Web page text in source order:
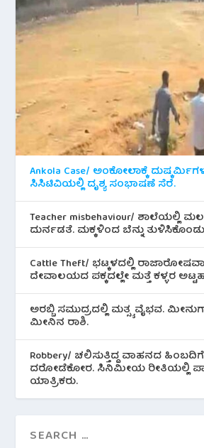
Ankola Case/ ಅಂಕೋಲಾಕ್ಕೆ
ಸಿಸಿಟಿವಿಯಲ್ಲಿ ದೃಶ್ಯ ಸಂಭಾಷಣೆ ಸೆರೆ.
Teacher misbehaviour/ ಶಾಲೆಯಲ್ಲಿ
ದುರ್ನಡತೆ. ಮಕ್ಕಳಿಂದ ಬೆನ್ನು
Cattle Theft/ ಭಟ್ಕಳದಲ್ಲಿ
ದೇವಾಲಯದ ಪಕ್ಕದಲ್ಲೇ ಮತ್ತೆ ಕಳ್ಳರ
ಅರಬ್ಬಿ ಸಮುದ್ರದಲ್ಲಿ ಮತ್ಸ್ಯ ವೈಭವ.
ಮೀನಿನ‌ ರಾಶಿ.
Robbery/ ಚಲಿಸುತ್ತಿದ್ದ ವಾಹನದ
ದರೋಡೆಕೋರ. ಸಿನಿಮೀಯ ರೀತಿಯಲ್ಲಿ
ಯಾತ್ರಿಕರು.